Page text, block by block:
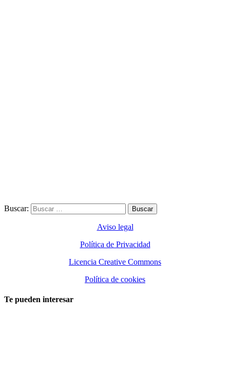
Buscar:
Aviso legal
Política de Privacidad
Licencia Creative Commons
Política de cookies
Te pueden interesar